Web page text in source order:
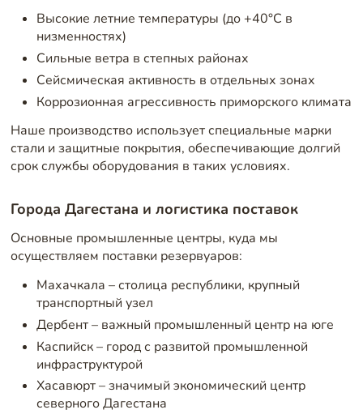
Высокие летние температуры (до +40°C в
низменностях)
Сильные ветра в степных районах
Сейсмическая активность в отдельных зонах
Коррозионная агрессивность приморского климата
Наше производство использует специальные марки
стали и защитные покрытия, обеспечивающие долгий
срок службы оборудования в таких условиях.
Города Дагестана и логистика поставок
Основные промышленные центры, куда мы
осуществляем поставки резервуаров:
Махачкала – столица республики, крупный
транспортный узел
Дербент – важный промышленный центр на юге
Каспийск – город с развитой промышленной
инфраструктурой
Хасавюрт – значимый экономический центр
северного Дагестана